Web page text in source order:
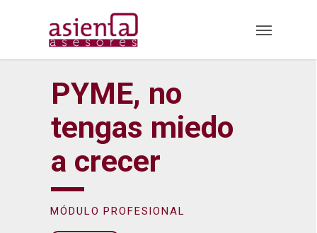
PYME, no
tengas miedo
a crecer
MÓDULO PROFESIONAL